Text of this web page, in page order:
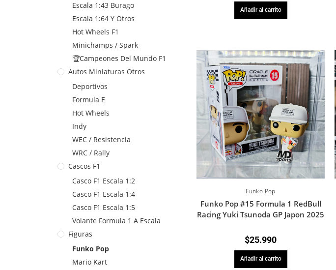
Escala 1:43 Burago
Escala 1:64 Y Otros
Hot Wheels F1
Minichamps / Spark
🏆Campeones Del Mundo F1
Autos Miniaturas Otros
Deportivos
Formula E
Hot Wheels
Indy
WEC / Resistencia
WRC / Rally
Cascos F1
Casco F1 Escala 1:2
Casco F1 Escala 1:4
Casco F1 Escala 1:5
Volante Formula 1 A Escala
Figuras
Funko Pop
Mario Kart
Añadir al carrito
Funko Pop
Funko Pop #15 Formula 1 RedBull
Racing Yuki Tsunoda GP Japon 2025
$25.990
Añadir al carrito